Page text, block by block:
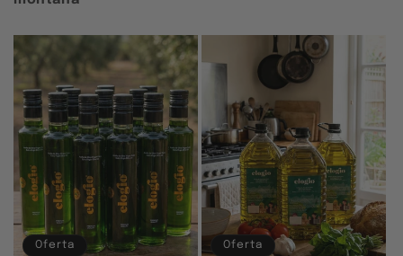
Oferta Oferta